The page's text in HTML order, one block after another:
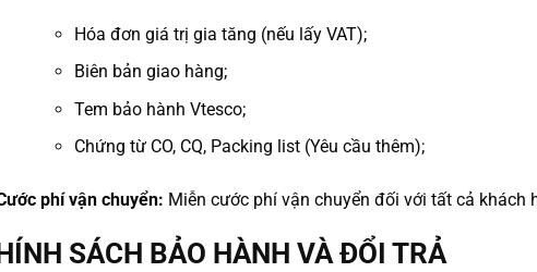
Hóa đơn giá trị gia tăng (nếu lấy VAT);
Biên bản giao hàng;
Tem bảo hành Vtesco;
Chứng từ CO, CQ, Packing list (Yêu cầu thêm);
phí vận chuyển: Miễn cước phí vận chuyển đối với tất cả khách
SÁCH BẢO HÀNH VÀ ĐỔI TRẢ